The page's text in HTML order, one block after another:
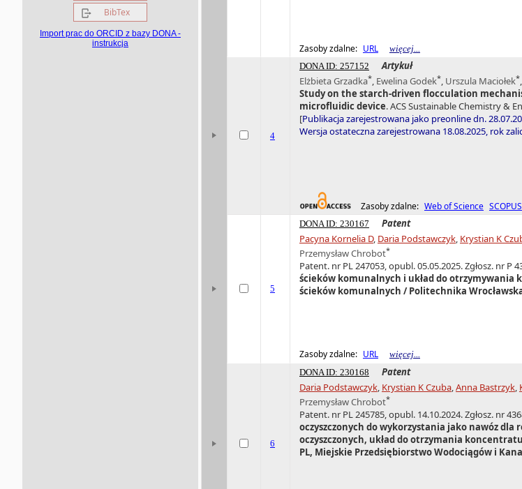
BibTex
Import prac do ORCID z bazy DONA -
instrukcja
Zasoby zdalne: URL więcej...
4
DONA ID: 257152 Artykuł
Elżbieta Grzadka*, Ewelina Godek*, Urszula Maciołek*,
Study on the starch-driven flocculation
microfluidic device. ACS Sustainable Chemistry &
[Publikacja zarejestrowana jako preonline dn.
Wersja ostateczna zarejestrowana 18.08.2025, rok
Zasoby zdalne: Web of Science SCOPUS
5
DONA ID: 230167 Patent
Pacyna Kornelia D, Daria Podstawczyk, Krystian K
Przemysław Chrobot*
Patent. nr PL 247053, opubl. 05.05.2025. Zgłosz. nr P
ścieków komunalnych i układ do otrzymywania
ścieków komunalnych / Politechnika
Zasoby zdalne: URL więcej...
6
DONA ID: 230168 Patent
Daria Podstawczyk, Krystian K Czuba,Anna Bastrzyk,
Przemysław Chrobot*
Patent. nr PL 245785, opubl. 14.10.2024. Zgłosz. nr
oczyszczonych do wykorzystania jako nawóz
oczyszczonych, układ do otrzymania
PL, Miejskie Przedsiębiorstwo Wodociągów i